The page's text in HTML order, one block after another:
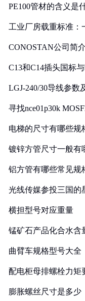
PE100管材的含义是
工业厂房载重标准：
CONOSTAN公司简介
C13和C14插头国标
LGJ-240/30导线参数
寻找nce01p30k
电梯的尺寸有哪些规
镀锌方管尺寸一般有
铝方管有哪些常见规
光线传媒参投三国的
横担型号对应重量
锰矿石产品化合水含
曲臂车规格型号大全
配电柜母排螺栓力矩
膨胀螺丝尺寸是多少